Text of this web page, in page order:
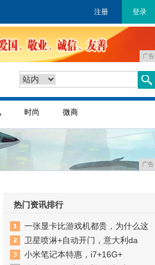
注册 登录
广告
时尚 微商
广告
热门资讯排行
一张显卡比游戏机都贵，为什么这
卫星喷淋+自动开门，意大利da
小米笔记本特惠，i7+16G+